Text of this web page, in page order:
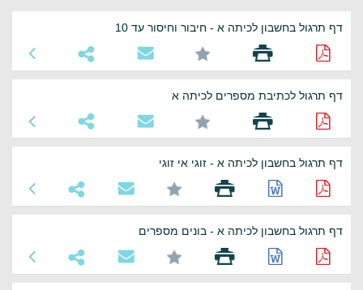
דף תרגול בחשבון לכיתה א - חיבור וחיסור עד 10
דף תרגול לכתיבת מספרים לכיתה א
דף תרגול בחשבון לכיתה א - זוגי אי זוגי
דף תרגול בחשבון לכיתה א - בונים מספרים